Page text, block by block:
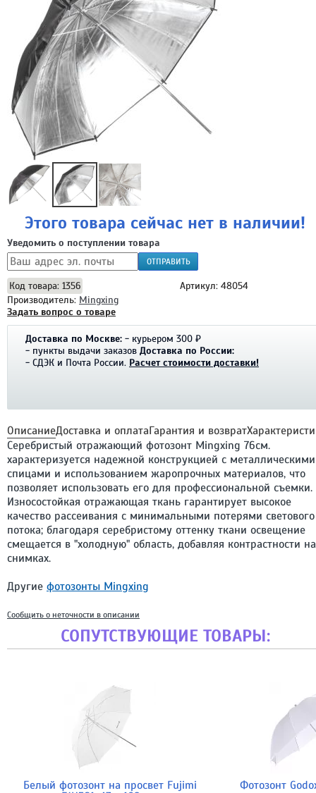
Этого товара сейчас нет в наличии!
Уведомить о поступлении товара
ОТПРАВИТЬ
Код товара: 1356
Артикул: 48054
Производитель: Mingxing
Задать вопрос о товаре
Доставка по Москве: - курьером 300 ₽
- пункты выдачи заказов Доставка по России:
- СДЭК и Почта России. Расчет стоимости доставки!
ОписаниеДоставка и оплатаГарантия и возврат
Серебристый отражающий фотозонт Mingxing 76см.
характеризуется надежной конструкцией с металлическими
спицами и использованием жаропрочных материалов, что
позволяет использовать его для профессиональной съемки.
Износостойкая отражающая ткань гарантирует высокое
качество рассеивания с минимальными потерями светового
потока; благодаря серебристому оттенку ткани освещение
смещается в "холодную" область, добавляя контрастности на
снимках.
Другие фотозонты Mingxing
Сообщить о неточности в описании
СОПУТСТВУЮЩИЕ ТОВАРЫ:
Белый фотозонт на просвет Fujimi
Фотозонт